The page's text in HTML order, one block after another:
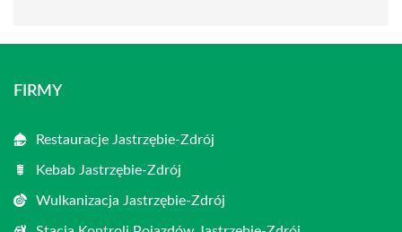
FIRMY
Restauracje Jastrzębie-Zdrój
Kebab Jastrzębie-Zdrój
Wulkanizacja Jastrzębie-Zdrój